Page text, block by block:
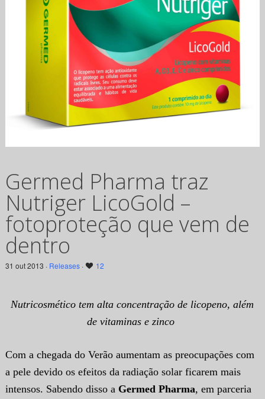
Germed Pharma traz
Nutriger LicoGold –
fotoproteção que vem de
dentro
31 out 2013 · Releases· 12
Nutricosmético tem alta concentração de licopeno, além
de vitaminas e zinco
Com a chegada do Verão aumentam as preocupações com
a pele devido os efeitos da radiação solar ficarem mais
intensos. Sabendo disso a Germed Pharma, em parceria